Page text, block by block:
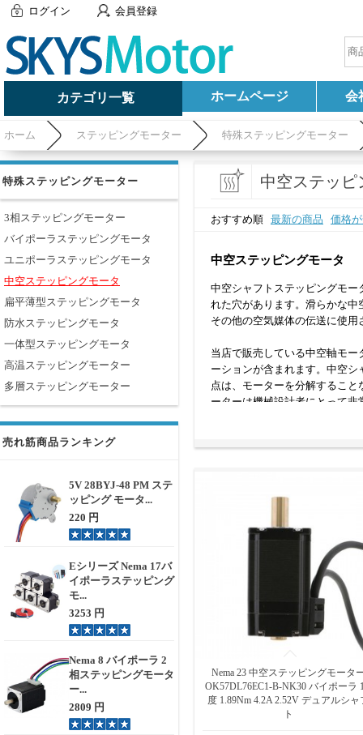
ログイン 会員登録
カテゴリ一覧 ホームページ 会
ホーム ステッピングモーター 特殊ステッピングモーター
特殊ステッピングモーター
3相ステッピングモーター
バイポーラステッピングモータ
ユニポーラステッピングモータ
中空ステッピングモータ
扁平薄型ステッピングモータ
防水ステッピングモータ
一体型ステッピングモータ
高温ステッピングモーター
多層ステッピングモーター
売れ筋商品ランキング
5V 28BYJ-48 PM ステ
ッピング モータ...
220 円
Eシリーズ Nema 17バ
イポーラステッピング
モ...
3253 円
Nema 8 バイポーラ 2
相ステッピングモータ
ー...
2809 円
中空ステッピ
おすすめ順 最新の商品 価格
中空ステッピングモータ
中空シャフトステッピングモ
れた穴があります。滑らかな
その他の空気媒体の伝送に使
当店で販売している中空軸モ
ーションが含まれます。中空
点は、モーターを分解するこ
ーターは機械設計者にとって
Nema 23 中空ステッピングモータ
OK57DL76EC1-B-NK30 バイポーラ
度 1.89Nm 4.2A 2.52V デュアルシャ
ト